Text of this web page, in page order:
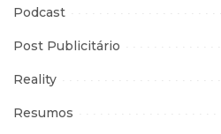
Podcast
Post Publicitário
Reality
Resumos